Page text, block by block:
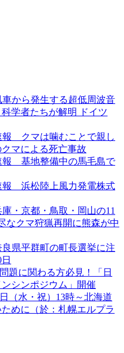
車から発生する超低周波音
学者たちが解明 ドイツ
報 クマは噛むことで親し
マによる死亡事故
報 基地整備中の馬毛島で
報 浜松陸上風力発電株式
庫・京都・鳥取・岡山の11
なクマ狩猟再開に熊森が中
良県平群町の町長選挙に注
題に関わる方必見！「日
シンポジウム」開催
（水・祝）13時～北海道
めに（於：札幌エルプラ